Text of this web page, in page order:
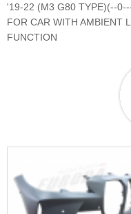
'19-22 (M3 G80 TYPE)(--
FOR CAR WITH AMBIENT
FUNCTION